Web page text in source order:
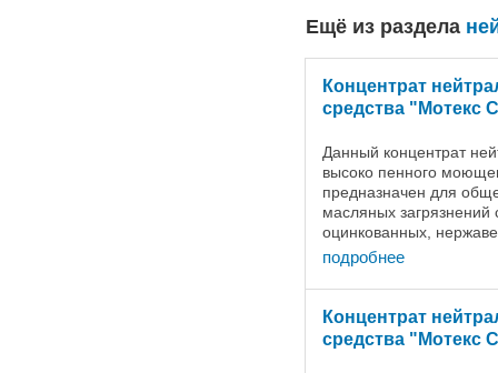
Ещё из раздела
Концентрат
средства "Мотекс
Данный концентрат
высоко пенного
предназначен для
масляных
оцинкованных,
контактирующих и не
продуктами питания: ...
подробнее
Концентрат
средства "Мотекс